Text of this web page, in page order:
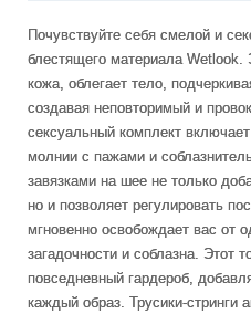
Почувствуйте себя смелой и
блестящего материала Wetlook.
кожа, облегает тело,
создавая неповторимый и
сексуальный комплект
молнии с пажами и
завязками на шее не только
но и позволяет регулировать
мгновенно освобождает вас от
загадочности и соблазна. Этот
повседневный гардероб,
каждый образ. Трусики-стринги